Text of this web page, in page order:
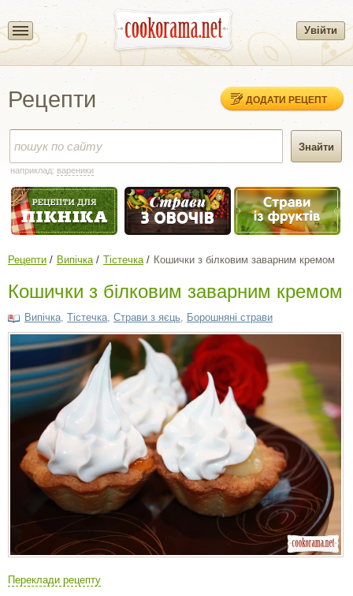
Увійти
Рецепти ДОДАТИ РЕЦЕПТ
наприклад: вареники
Рецепти Випічка Тістечка Кошички з білковим заварним кремом
Кошички з білковим заварним кремом
Випічка Тістечка Cтрави з яєць Борошняні страви
Переклади рецепту